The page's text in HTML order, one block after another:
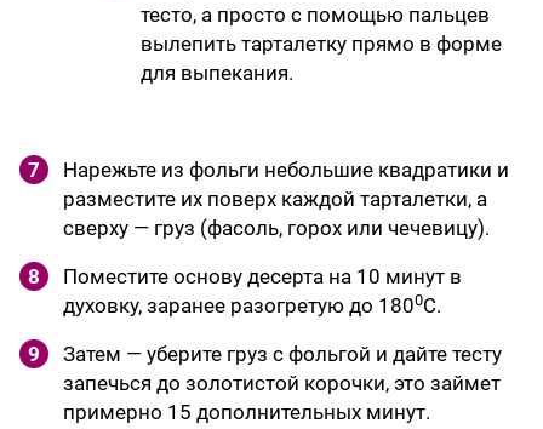
тесто, а просто с помощью пальцев
вылепить тарталетку прямо в форме
для выпекания.
7
Нарежьте из фольги небольшие квадратики и
разместите их поверх каждой тарталетки, а
сверху — груз (фасоль, горох или чечевицу).
8
Поместите основу десерта на 10 минут в
духовку, заранее разогретую до 1800С.
9
Затем — уберите груз с фольгой и дайте тесту
запечься до золотистой корочки, это займет
примерно 15 дополнительных минут.